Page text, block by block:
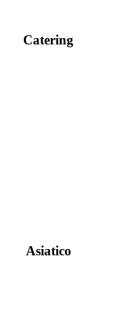
Catering
Asiatico